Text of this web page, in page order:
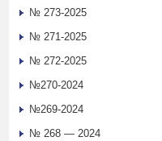
№ 273-2025
№ 271-2025
№ 272-2025
№270-2024
№269-2024
№ 268 — 2024